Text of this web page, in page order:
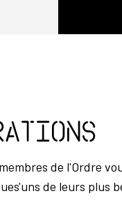
de l'Ordre
de leurs plus